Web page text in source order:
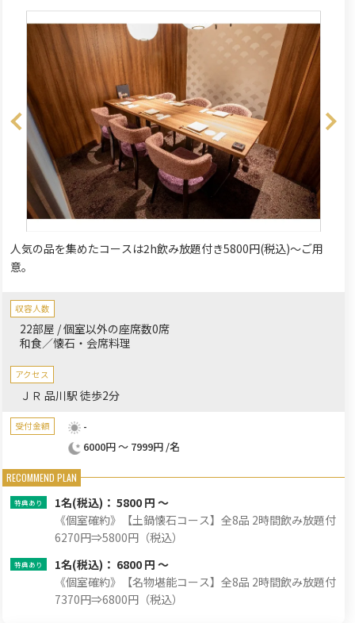
人気の品を集めたコースは2h飲み放題付き5800円(税込)～ご用
意。
収容人数
22部屋 / 個室以外の座席数0席
和食／懐石・会席料理
アクセス
ＪＲ 品川駅 徒歩2分
受付金額
-
6000円 ～ 7999円 /名
1名(税込)： 5800 円 ～
《個室確約》【土鍋懐石コース】全8品 2時間飲み放題付
6270円⇒5800円（税込）
1名(税込)： 6800 円 ～
《個室確約》【名物堪能コース】全8品 2時間飲み放題付
7370円⇒6800円（税込）